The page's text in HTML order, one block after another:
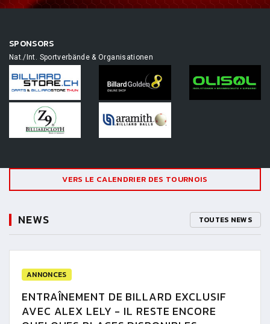
SPONSORS
Nat./Int. Sportverbände & Organisationen
VERS LE CALENDRIER DES TOURNOIS
NEWS TOUTES NEWS
ANNONCES
ENTRAÎNEMENT DE BILLARD EXCLUSIF
AVEC ALEX LELY - IL RESTE ENCORE